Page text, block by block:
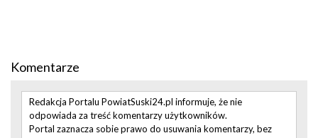
Komentarze
Redakcja Portalu PowiatSuski24.pl informuje, że nie
odpowiada za treść komentarzy użytkowników.
Portal zaznacza sobie prawo do usuwania komentarzy, bez